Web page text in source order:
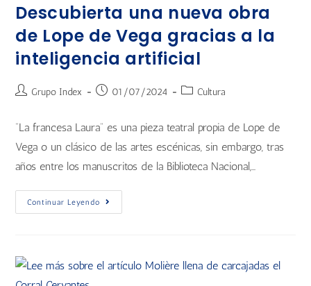
Descubierta una nueva obra
de Lope de Vega gracias a la
inteligencia artificial
Grupo Index 01/07/2024 Cultura
“La francesa Laura” es una pieza teatral propia de Lope de
Vega o un clásico de las artes escénicas, sin embargo, tras
años entre los manuscritos de la Biblioteca Nacional,…
Continuar Leyendo